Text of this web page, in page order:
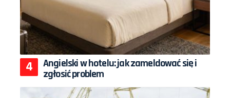
Angielski w hotelu: jak zameldować się i
zgłosić problem